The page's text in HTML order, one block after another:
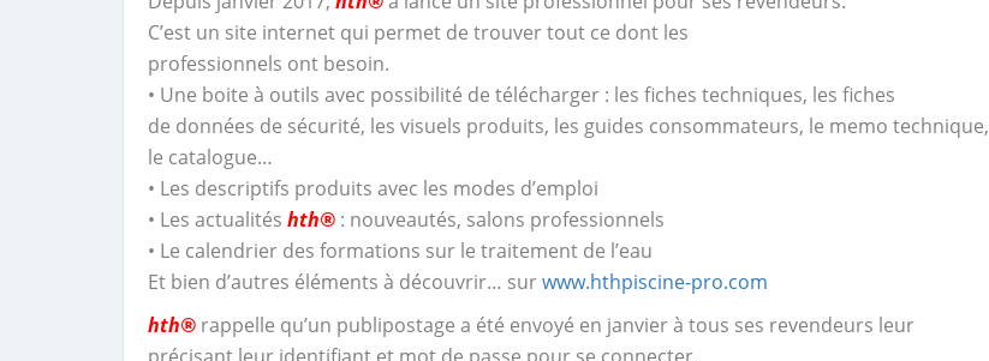
C’est un site internet qui permet de trouver tout ce dont les
professionnels ont besoin.
• Une boite à outils avec possibilité de télécharger : les fiches techniques, les fiches
de données de sécurité, les visuels produits, les guides consommateurs, le memo technique,
le catalogue…
• Les descriptifs produits avec les modes d’emploi
• Les actualités hth® : nouveautés, salons professionnels
• Le calendrier des formations sur le traitement de l’eau
Et bien d’autres éléments à découvrir… surwww.hthpiscine-pro.com
hth® rappelle qu’un publipostage a été envoyé en janvier à tous ses revendeurs leur